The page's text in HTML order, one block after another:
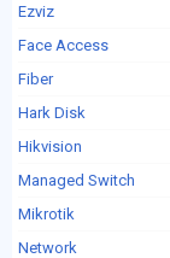
Ezviz
Face Access
Fiber
Hark Disk
Hikvision
Managed Switch
Mikrotik
Network